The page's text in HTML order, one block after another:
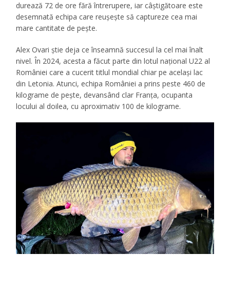
durează 72 de ore fără întrerupere, iar câștigătoare este
desemnată echipa care reușește să captureze cea mai
mare cantitate de pește.
Alex Ovari știe deja ce înseamnă succesul la cel mai înalt
nivel. În 2024, acesta a făcut parte din lotul național U22 al
României care a cucerit titlul mondial chiar pe același lac
din Letonia. Atunci, echipa României a prins peste 460 de
kilograme de pește, devansând clar Franța, ocupanta
locului al doilea, cu aproximativ 100 de kilograme.